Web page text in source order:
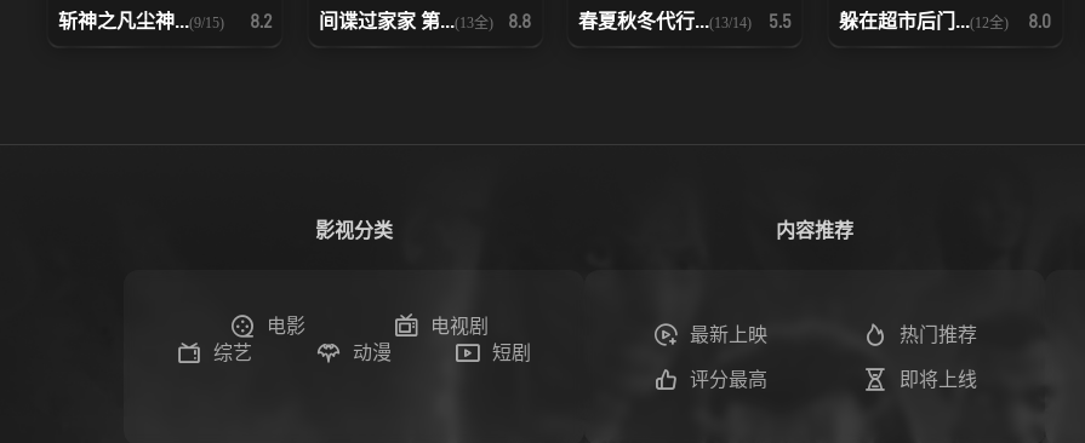
斩神之凡尘神...(9/15) 8.2 间谍过家家 第...(13全) 8.8 春夏秋冬代行...(13/14) 5.5 躲在超市后门...(12全) 8.0
影视分类
电影
电视剧
综艺
动漫 短剧
内容推荐
最新上映 热门推荐
评分最高 即将上线